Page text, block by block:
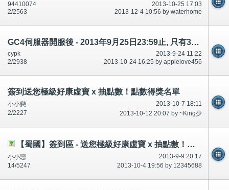
2013-10-25 17:03
94410074
2013-12-4 10:56 by waterhome
2/2563
GC4伺服器開服後 - 2013年9月25日23:59止, 只有3天VIP??
2013-9-24 11:22
cypk
2013-10-24 16:25 by applelove456
2/2938
簽到送您極級好康虛寶 x 抽點數！點數得獎名單
2013-10-7 18:11
小小戀
2013-10-12 20:07 by ~King少
2/2227
【蜀國】簽到區 - 送您極級好康虛寶 x 抽點數！（新增獎品徽章X1）
2013-9-9 20:17
小小戀
2013-10-4 19:56 by 12345688
14/5247